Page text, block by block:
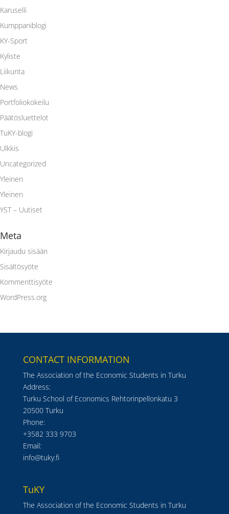
Karuselli
Kumppaniblogi
KY-Sport
Kyliste
Liikunta
News
Portfoliokokeilu
Päätösluettelot
TuKY-blogi
Ulkkis
Uncategorized
Yleinen
Yleinen
YST – Uutiset
Meta
Kirjaudu sisään
Sisältösyöte
Kommenttisyöte
WordPress.org
CONTACT INFORMATION
The Association of the Economic Students in Turku
Address:
Turku School of Economics Rehtorinpellonkatu 3
20500 Turku
Phone:
+3582 333 9703
Email:
info@tuky.fi
TuKY
The Association of the Economic Students in Turku